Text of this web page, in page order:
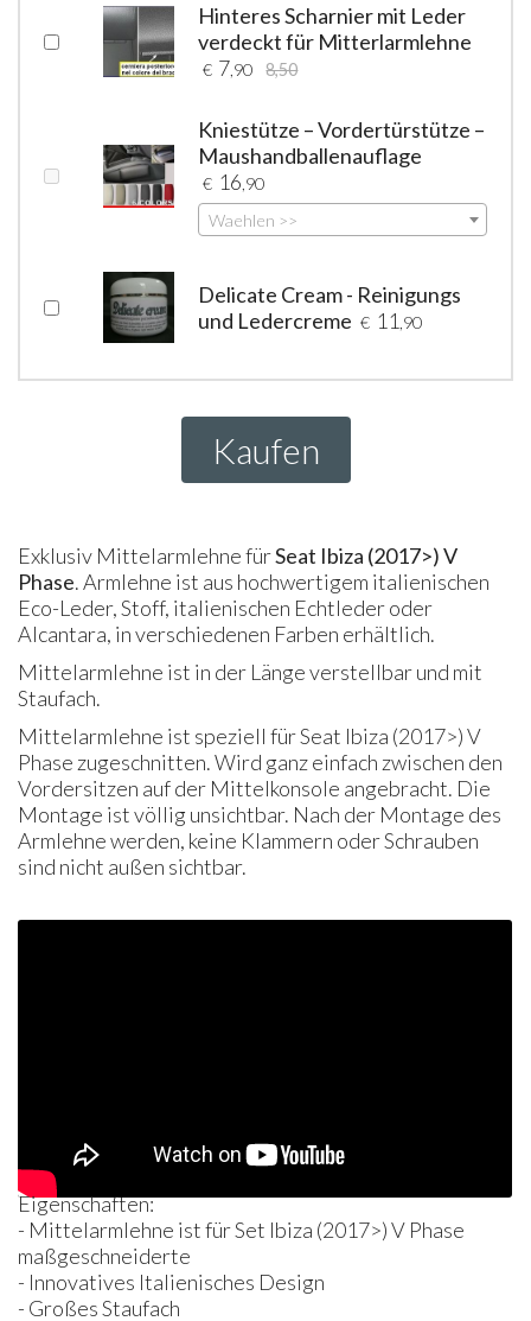
Hinteres Scharnier mit Leder
verdeckt für Mitterlarmlehne
€ 7 ,90 8,50
Kniestütze – Vordertürstütze –
Maushandballenauflage
€ 16 ,90
Waehlen >>
Delicate Cream - Reinigungs
und Ledercreme € 11 ,90
Kaufen
Exklusiv Mittelarmlehne fürSeat Ibiza (2017>) V
Phase. Armlehne ist aus hochwertigem italienischen
Eco-Leder, Stoff, italienischen Echtleder oder
Alcantara, in verschiedenen Farben erhältlich.
Mittelarmlehne ist in der Länge verstellbar und mit
Staufach.
Mittelarmlehne ist speziell für Seat Ibiza (2017>) V
Phase zugeschnitten. Wird ganz einfach zwischen den
Vordersitzen auf der Mittelkonsole angebracht. Die
Montage ist völlig unsichtbar. Nach der Montage des
Armlehne werden, keine Klammern oder Schrauben
sind nicht außen sichtbar.
Eigenschaften:
- Mittelarmlehne ist für Set Ibiza (2017>) V Phase
maßgeschneiderte
- Innovatives Italienisches Design
- Großes Staufach